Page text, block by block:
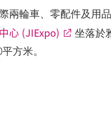
兩輪車、零配件及用
心 (JIExpo)
坐落於
方米。